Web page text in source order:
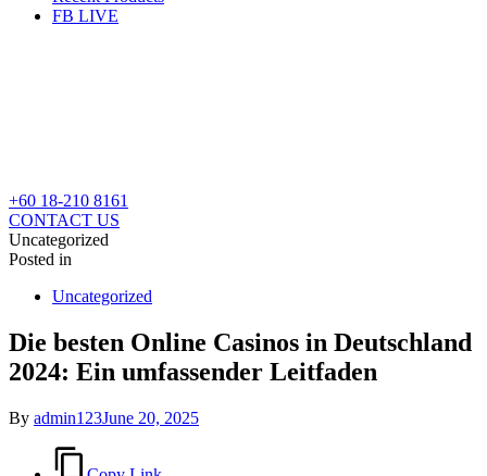
FB LIVE
+60 18-210 8161
CONTACT US
Uncategorized
Posted in
Uncategorized
Die besten Online Casinos in Deutschland
2024: Ein umfassender Leitfaden
By admin123June 20, 2025